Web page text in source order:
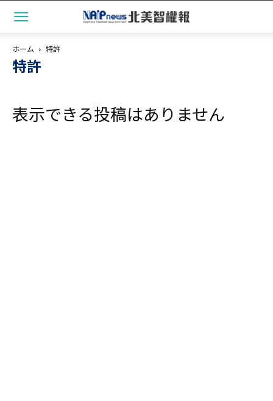
ホーム 特許
特許
表示できる投稿はありません